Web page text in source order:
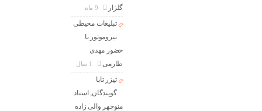
گلزار
تبلیغات محیطی
نیروموتور با
حضور مهدی
طارمی
تیزر تابا
گویندگان; استاد
منوچهر والی زاده